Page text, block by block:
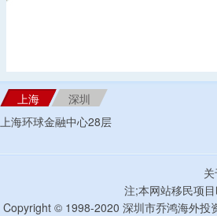
上海
深圳
上海环球金融中心28层
注;本网站移民项
Copyright © 1998-2020 深圳市乔鸿海外投